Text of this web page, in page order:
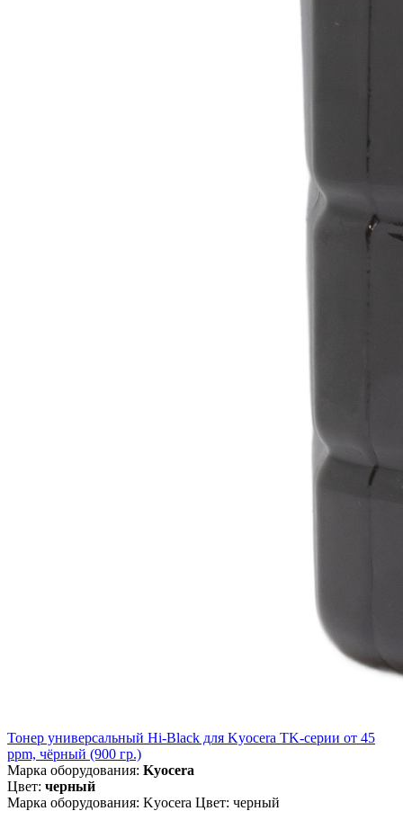
Тонер универсальный Hi-Black для Kyocera TK-серии от 45
ppm, чёрный (900 гр.)
Марка оборудования: Kyocera
Цвет: черный
Марка оборудования: Kyocera Цвет: черный